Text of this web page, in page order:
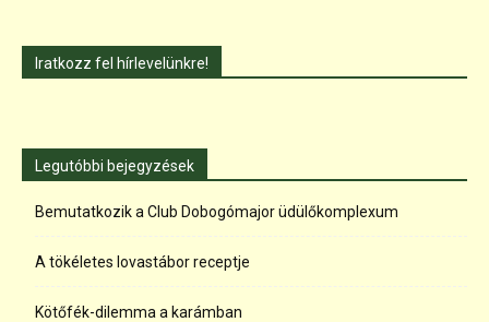
Iratkozz fel hírlevelünkre!
Legutóbbi bejegyzések
Bemutatkozik a Club Dobogómajor üdülőkomplexum
A tökéletes lovastábor receptje
Kötőfék-dilemma a karámban